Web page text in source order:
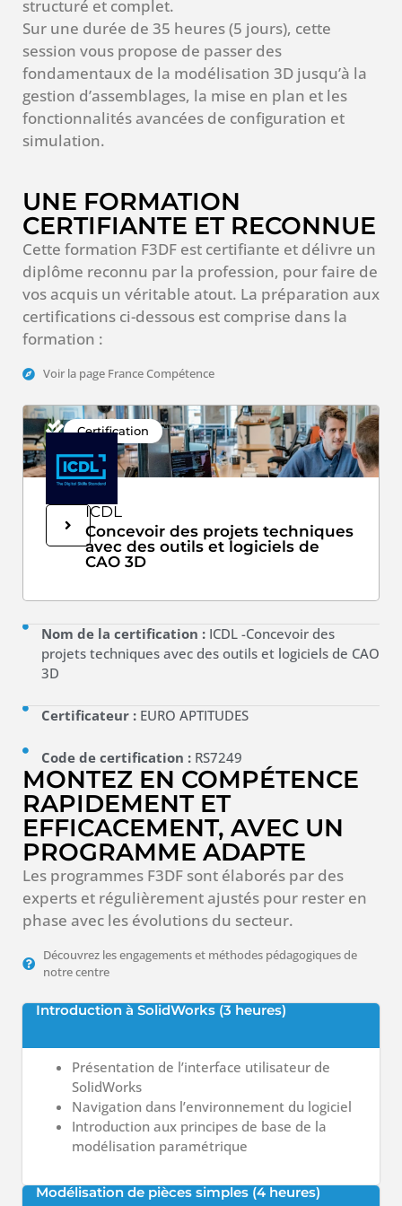
structuré et complet.
Sur une durée de 35 heures (5 jours), cette
session vous propose de passer des
fondamentaux de la modélisation 3D jusqu’à la
gestion d’assemblages, la mise en plan et les
fonctionnalités avancées de configuration et
simulation.
UNE FORMATION
CERTIFIANTE ET RECONNUE
Cette formation F3DF est certifiante et délivre un
diplôme reconnu par la profession, pour faire de
vos acquis un véritable atout. La préparation aux
certifications ci-dessous est comprise dans la
formation :
Voir la page France Compétence
Certification
ICDL
Concevoir des projets techniques
avec des outils et logiciels de
CAO 3D
Nom de la certification : ICDL -Concevoir des
projets techniques avec des outils et logiciels de CAO
3D
Certificateur : EURO APTITUDES
Code de certification : RS7249
MONTEZ EN COMPÉTENCE
RAPIDEMENT ET
EFFICACEMENT, AVEC UN
PROGRAMME ADAPTE
Les programmes F3DF sont élaborés par des
experts et régulièrement ajustés pour rester en
phase avec les évolutions du secteur.
Découvrez les engagements et méthodes pédagogiques de
notre centre
Introduction à SolidWorks (3 heures)
Présentation de l’interface utilisateur de
SolidWorks
Navigation dans l’environnement du logiciel
Introduction aux principes de base de la
modélisation paramétrique
Modélisation de pièces simples (4 heures)